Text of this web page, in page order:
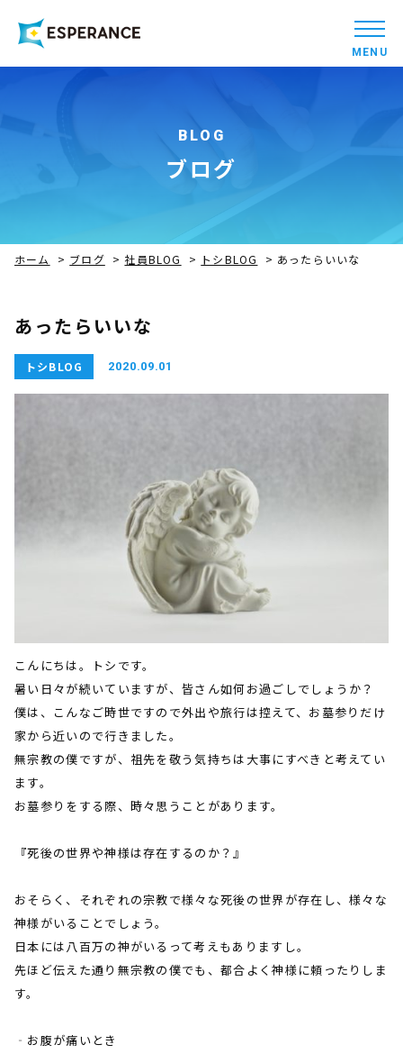
MENU
BLOG
ブログ
ホーム > ブログ > 社員BLOG > トシBLOG > あったらいいな
あったらいいな
トシBLOG 2020.09.01
こんにちは。トシです。
暑い日々が続いていますが、皆さん如何お過ごしでしょうか？
僕は、こんなご時世ですので外出や旅行は控えて、お墓参りだけ
家から近いので行きました。
無宗教の僕ですが、祖先を敬う気持ちは大事にすべきと考えてい
ます。
お墓参りをする際、時々思うことがあります。
『死後の世界や神様は存在するのか？』
おそらく、それぞれの宗教で様々な死後の世界が存在し、様々な
神様がいることでしょう。
日本には八百万の神がいるって考えもありますし。
先ほど伝えた通り無宗教の僕でも、都合よく神様に頼ったりしま
す。
‐お腹が痛いとき